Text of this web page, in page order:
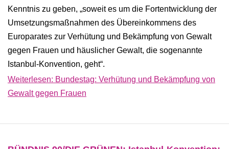
Kenntnis zu geben, „soweit es um die Fortentwicklung der
Umsetzungsmaßnahmen des Übereinkommens des
Europarates zur Verhütung und Bekämpfung von Gewalt
gegen Frauen und häuslicher Gewalt, die sogenannte
Istanbul-Konvention, geht“.
Weiterlesen: Bundestag: Verhütung und Bekämpfung von
Gewalt gegen Frauen